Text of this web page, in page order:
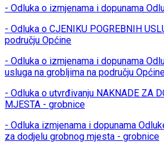
- Odluka o izmjenama i dopunama
- Odluka o CJENIKU POGREBNIH
području Općine
- Odluka o izmjenama i dopunama
usluga na grobljima na području
- Odluka o utvrđivanju NAKNADE ZA
MJESTA - grobnice
- Odluka izmjenama i dopunama
za dodjelu grobnog mjesta - grobnice